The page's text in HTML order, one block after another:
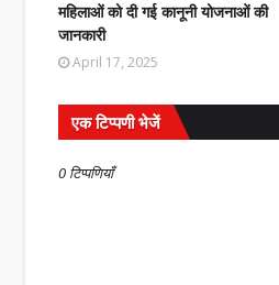
महिलाओं को दी गई कानूनी योजनाओं की
जानकारी
April 17, 2025
एक टिप्पणी भेजें
0 टिप्पणियाँ